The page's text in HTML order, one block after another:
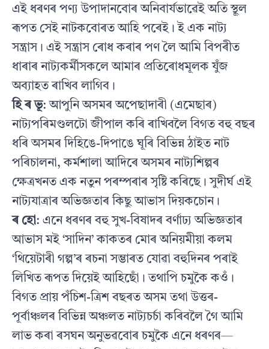
এই ধৰণৰ পণ্য উপাদানবোৰ অনিবাৰ্যভাৱেই অতি স্থূল
ৰূপত সেই নাটকবোৰত আহি পৰেই। ই এক নাট্য
সন্ত্ৰাস। এই সন্ত্ৰাস ৰোধ কৰাৰ পণ লৈ আমি বিপৰীত
ধাৰাৰ নাট্যকৰ্মীসকলে আমাৰ প্ৰতিৰোধমূলক যুঁজ
অব্যাহত ৰাখিব লাগিব।
হি ৰ ভূ: আপুনি অসমৰ অপেছাদাৰী (এমেছাৰ)
নাট্যপৰিমণ্ডলটো জীপাল কৰি ৰাখিবলৈ বিগত বহু বছৰ
ধৰি অসমৰ দিহিঙে-দিপাঙে ঘূৰি বিভিন্ন ঠাইত নাট
পৰিচালনা, কৰ্মশালা আদিৰে অসমৰ নাট্যশিল্পৰ
ক্ষেত্ৰখনত এক নতুন পৰম্পৰাৰ সৃষ্টি কৰিছে। সুদীৰ্ঘ এই
নাট্যযাত্ৰাৰ অভিজ্ঞতাৰ কিছু আভাস দিয়কচোন।
ৰ হো: এনে ধৰণৰ বহু সুখ-বিষাদৰ বৰ্ণাঢ্য অভিজ্ঞতাৰ
আভাস মই ‘সাদিন’ কাকতৰ মোৰ অনিয়মীয়া কলম
‘থিয়েটাৰী গল্প’ৰ ৰচনা সম্ভাৰত যোৱা বহুদিনৰ পৰাই
লিখিত ৰূপত দিয়েই আহিছোঁ। তথাপি চমুকৈ কওঁ।
বিগত প্ৰায় পঁচিশ-ত্ৰিশ বছৰত অসম তথা উত্তৰ-
পূৰ্বাঞ্চলৰ বিভিন্ন অঞ্চলত নাট্যচৰ্চা কৰিবলৈ গৈ আমি
লাভ কৰা ৰসঘন অনুভৱবোৰ চমুকৈ এনে ধৰণৰ—